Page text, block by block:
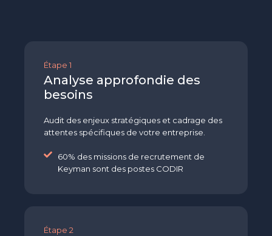
Étape 1
Analyse approfondie des
besoins
Audit des enjeux stratégiques et cadrage des
attentes spécifiques de votre entreprise.
60% des missions de recrutement de
Keyman sont des postes CODIR
Étape 2